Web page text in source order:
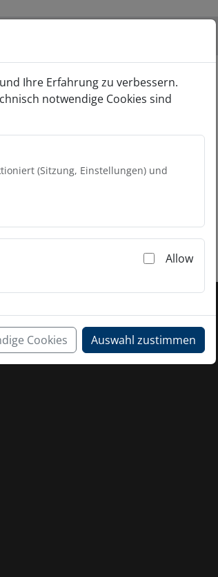
Ihre Erfahrung zu verbessern.
notwendige Cookies sind
(Sitzung, Einstellungen) und
Allow
Cookies Auswahl zustimmen